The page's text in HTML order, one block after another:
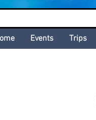
Events Trips